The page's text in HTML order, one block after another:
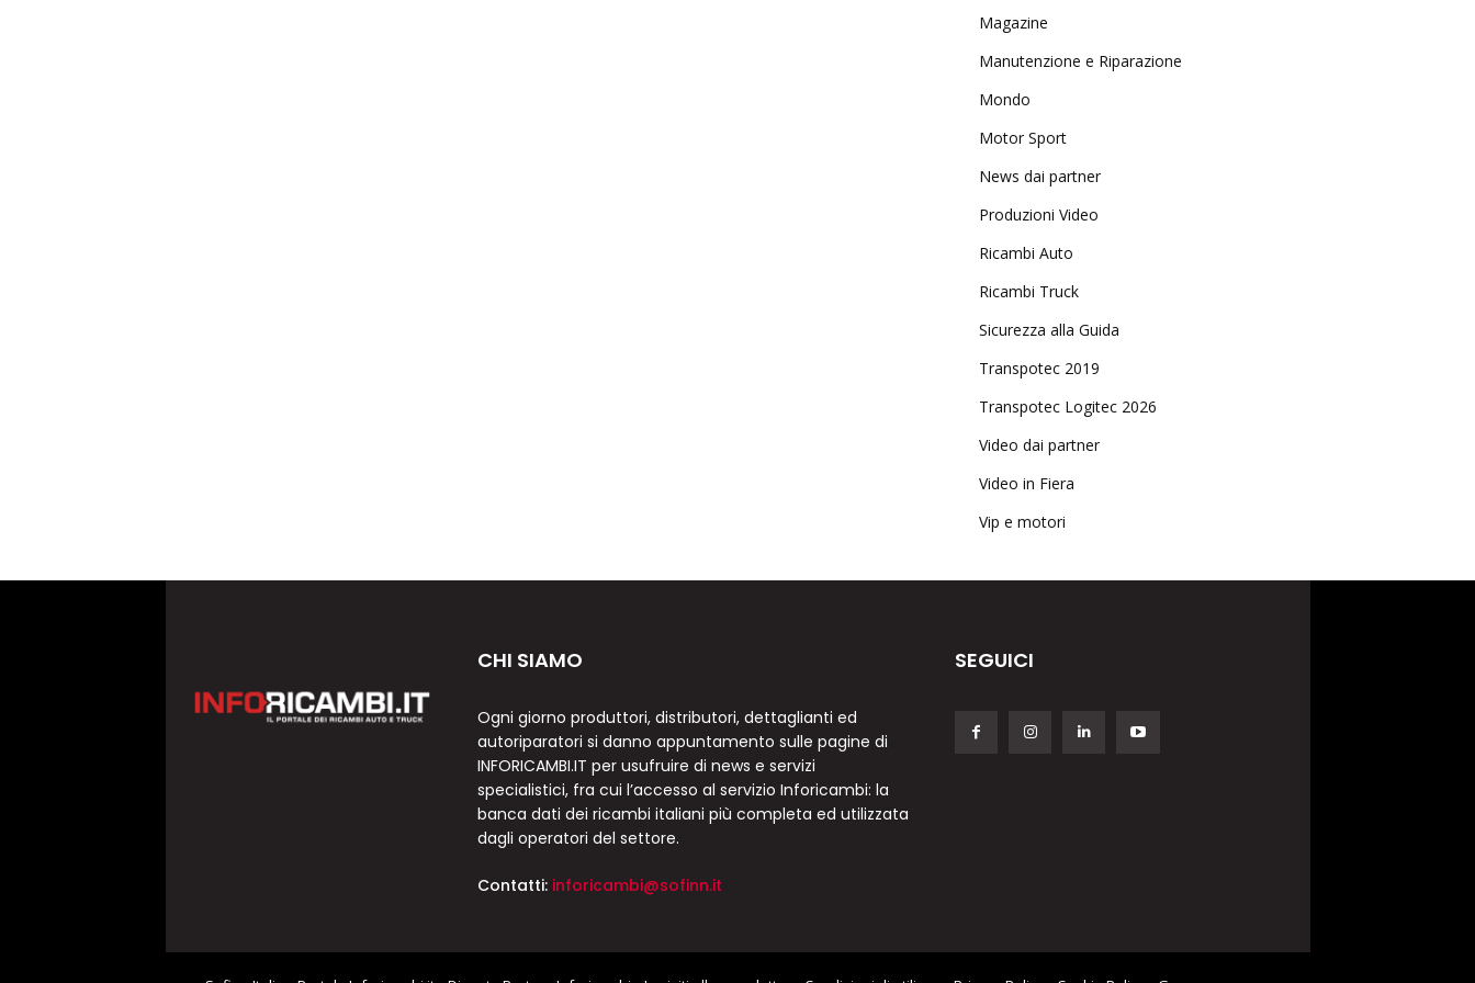
Magazine
Manutenzione e Riparazione
Mondo
Motor Sport
News dai partner
Produzioni Video
Ricambi Auto
Ricambi Truck
Sicurezza alla Guida
Transpotec 2019
Transpotec Logitec 2026
Video dai partner
Video in Fiera
Vip e motori
CHI SIAMO
Ogni giorno produttori, distributori, dettaglianti ed
autoriparatori si danno appuntamento sulle pagine di
INFORICAMBI.IT per usufruire di news e servizi
specialistici, fra cui l’accesso al servizio Inforicambi: la
banca dati dei ricambi italiani più completa ed utilizzata
dagli operatori del settore.
Contatti: inforicambi@sofinn.it
SEGUICI